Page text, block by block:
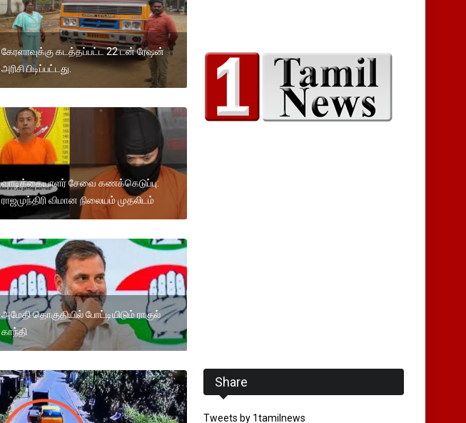
கேரளாவுக்கு கடத்தப்பட்ட 22 டன் ரேஷன்
அரிசி பிடிப்பட்டது.
வாடிக்கையாளர் சேவை கணக்கெடுப்பு:
ராஜமுந்திரி விமான நிலையம் முதலிடம்
அமேதி தொகுதியில் போட்டியிடும் ராகுல்
காந்தி
Share
Tweets by 1tamilnews